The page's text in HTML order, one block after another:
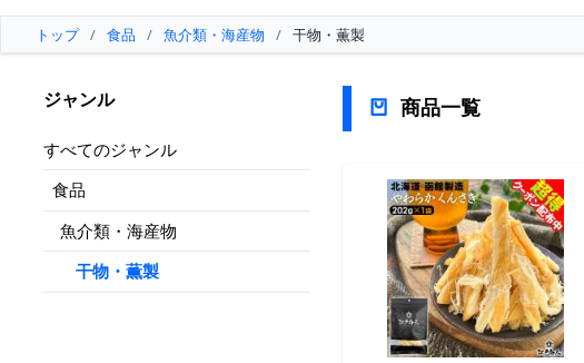
トップ / 食品 / 魚介類・海産物 / 干物・薫製
ジャンル
すべてのジャンル
食品
魚介類・海産物
干物・薫製
商品一覧